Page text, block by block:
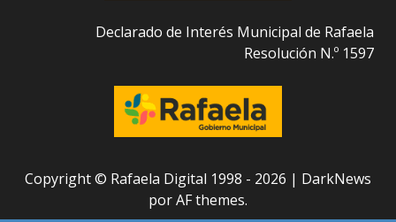
Declarado de Interés Municipal de Rafaela
Resolución N.º 1597
Copyright © Rafaela Digital 1998 - 2026 | DarkNews
por AF themes.